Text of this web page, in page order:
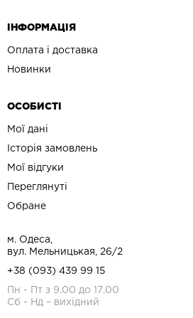
ІНФОРМАЦІЯ
Оплата і доставка
Новинки
ОСОБИСТІ
Мої дані
Історія замовлень
Мої відгуки
Переглянуті
Обране
м. Одеса,
вул. Мельницькая, 26/2
+38 (093) 439 99 15
Пн - Пт з 9.00 до 17.00
Сб - Нд – вихідний